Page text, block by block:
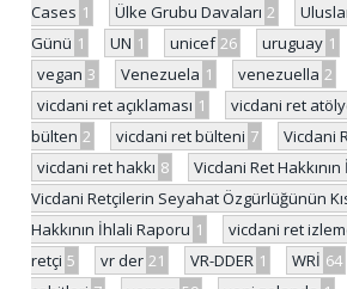
Cases 1 Ülke Grubu Davaları 2
Günü 1 UN 1 unicef 26 uruguay 1
vegan 3 Venezuela 1 venezuella 2
vicdani ret açıklaması 1 vicdani ret
bülten 2 vicdani ret bülteni 7 Vicdani
vicdani ret hakkı 8
Vicdani Ret
Vicdani Retçilerin Seyahat Özgürlüğünün
Hakkının İhlali Raporu 1 vicdani ret
retçi 5 vr der 21 VR-DDER 1 WRİ 64